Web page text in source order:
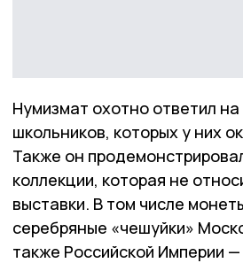
Нумизмат охотно ответил
школьников, которых у них
Также он
коллекции, которая не
выставки. В том числе
серебряные «чешуйки»
также Российской Империи